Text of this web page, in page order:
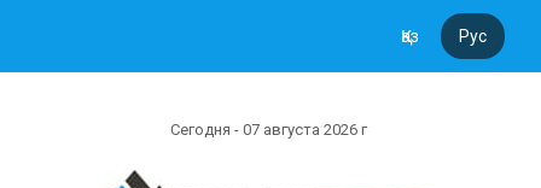
Қаз Рус
Сегодня - 07 августа 2026 г